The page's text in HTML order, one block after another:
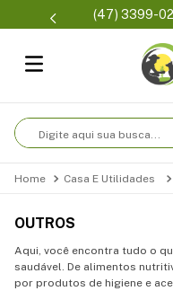
(47) 3399-
Digite aqui sua busca...
Casa E Utilidades
OUTROS
Aqui, você encontra tudo o
saudável. De alimentos
por produtos de higiene e